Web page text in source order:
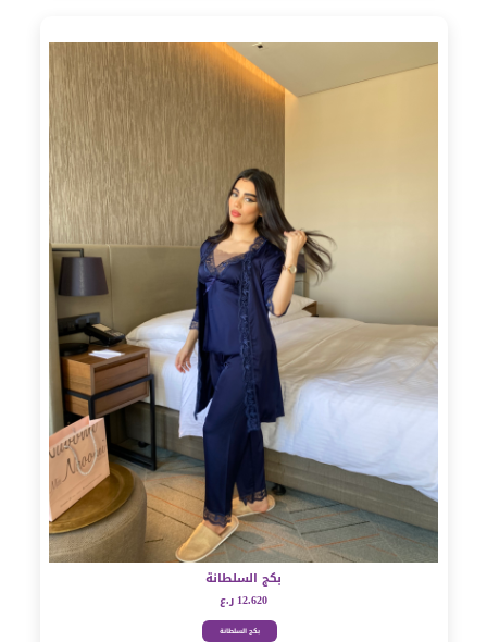
مشاهدة
سريعة
بكج السلطانة
12.620 ر.ع
بكج السلطانة